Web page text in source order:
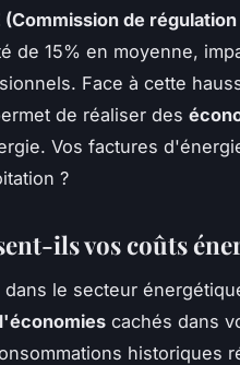
(Commission de
de 15% en moyenne,
Face à cette
de réaliser des
Vos factures
?
ils vos coûts
le secteur
cachés dans
historiques